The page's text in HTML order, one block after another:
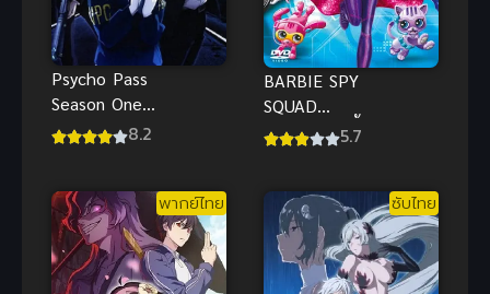
Psycho Pass
Season One
ไซโค พาส8.2
BARBIE SPY
SQUAD
(2016) บาร์บี้
ไทย
5.7
พากย์ไทย ซับไทย